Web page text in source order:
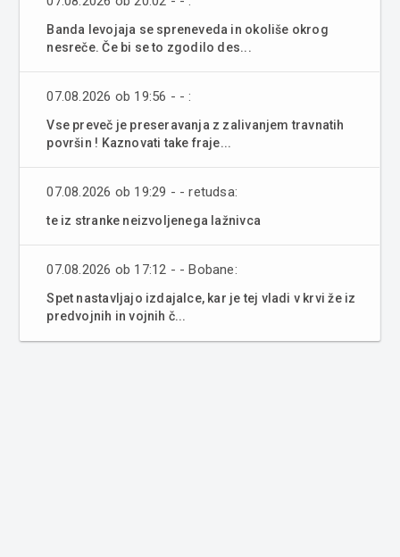
Banda levojaja se spreneveda in okoliše okrog
nesreče. Če bi se to zgodilo des...
07.08.2026 ob 19:56 - - :
Vse preveč je preseravanja z zalivanjem travnatih
površin ! Kaznovati take fraje...
07.08.2026 ob 19:29 - - retudsa:
te iz stranke neizvoljenega lažnivca
07.08.2026 ob 17:12 - - Bobane:
Spet nastavljajo izdajalce, kar je tej vladi v krvi že iz
predvojnih in vojnih č...